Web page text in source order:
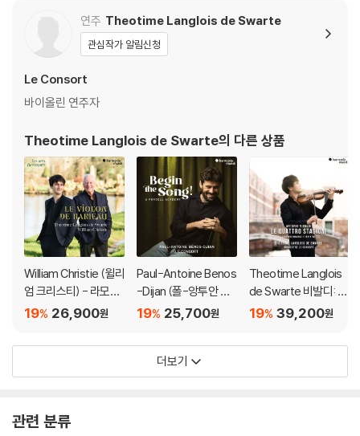
1) 컬러 디스크는 웹 이미지와 실제 색상이 차이가 날 수 있습니다.
2) 컬러 디스크의 특성상 제작 공정시 앨범마다 색상 차이가 나는 경우도
있습니다.
3) 컬러 디스크는 제작 과정에서 다른 색상 염료가 섞여 얼룩과 번짐, 반점
※ 반품/교환 안내
1) 불량으로 인한 반품/교환 요청 시에는 불량 확인을 위해 개봉 시의 동영
상을 요청할 수 있으며, 동영상이 없는 경우 반품/교환이 제한될 수 있습니
다.
관련 사진과 동영상 및 재생 기기 모델명을 첨부하여 첨부하여 고객센터에
문의 바랍니다.
2) LP는 잦은 배송 과정에서 재킷에 손상이 발생할 가능성이 높고 재판매
가 어려우므로 신중한 구매를 부탁드립니다.
연주 Theotime Langlois de Swarte
관심작가 알림신청
Le Consort
바이올린 연주자
Theotime Langlois de Swarte의 다른 상품
William Christie (윌리
엄 크리스티) - 라모의
바이올린 (Le Violon
26,900원
19%
Paul-Antoine Benos
-Dijan (폴-앙투안 베
노스-지앙) - 노래를
미 (Begin the Song!
a Purcell Academy)
25,700원
19%
Theotime Langlois
de Swarte 비발디: 사
계 (Vivaldi: Le Quattr
39,200원
19%
더보기
관련 분류